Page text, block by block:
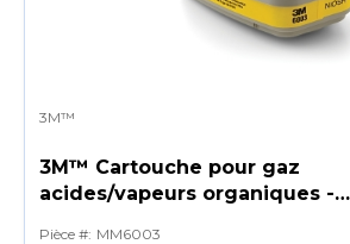
3M™
3M™ Cartouche pour gaz
acides/vapeurs organiques -
Pièce #: MM6003